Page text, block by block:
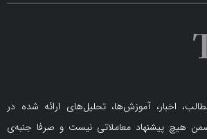
آموزش‌ها، تحلیل‌های ارائه شده در
معاملاتی نیست و صرفا جنبه‌ی